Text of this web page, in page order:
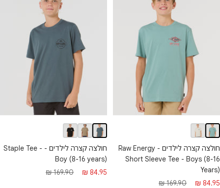
חולצה קצרה לילדים - Raw Energy
Short Sleeve Tee - Boys (8-16
Years)
מחיר
84.95 ₪
מחיר
169.90 ₪
חולצה קצרה לילדים - Staple Tee -
Boy (8-16 years)
מחיר
84.95 ₪
מחיר
169.90 ₪